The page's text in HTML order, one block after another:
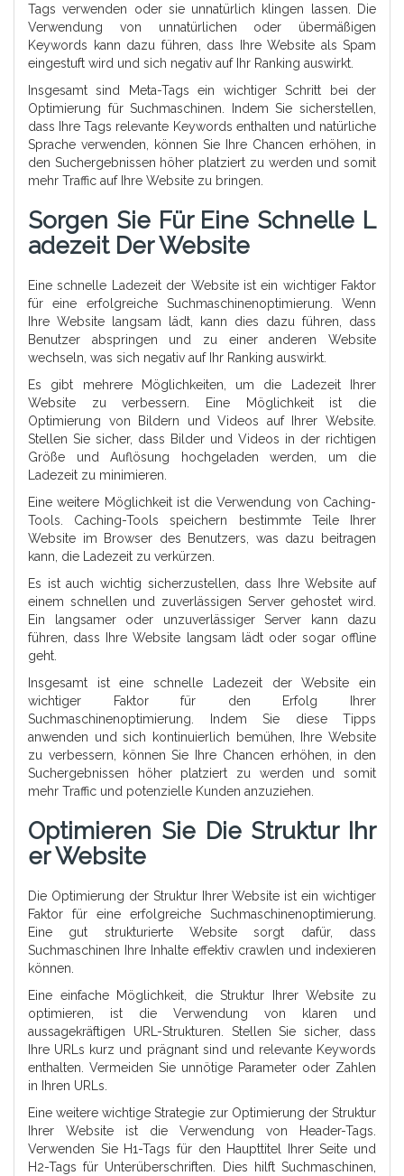
Tags verwenden oder sie unnatürlich klingen lassen. Die
Verwendung von unnatürlichen oder übermäßigen
Keywords kann dazu führen, dass Ihre Website als Spam
eingestuft wird und sich negativ auf Ihr Ranking auswirkt.
Insgesamt sind Meta-Tags ein wichtiger Schritt bei der
Optimierung für Suchmaschinen. Indem Sie sicherstellen,
dass Ihre Tags relevante Keywords enthalten und natürliche
Sprache verwenden, können Sie Ihre Chancen erhöhen, in
den Suchergebnissen höher platziert zu werden und somit
mehr Traffic auf Ihre Website zu bringen.
Sorgen Sie Für Eine Schnelle L
Adezeit Der Website
Eine schnelle Ladezeit der Website ist ein wichtiger Faktor
für eine erfolgreiche Suchmaschinenoptimierung. Wenn
Ihre Website langsam lädt, kann dies dazu führen, dass
Benutzer abspringen und zu einer anderen Website
wechseln, was sich negativ auf Ihr Ranking auswirkt.
Es gibt mehrere Möglichkeiten, um die Ladezeit Ihrer
Website zu verbessern. Eine Möglichkeit ist die
Optimierung von Bildern und Videos auf Ihrer Website.
Stellen Sie sicher, dass Bilder und Videos in der richtigen
Größe und Auflösung hochgeladen werden, um die
Ladezeit zu minimieren.
Eine weitere Möglichkeit ist die Verwendung von Caching-
Tools. Caching-Tools speichern bestimmte Teile Ihrer
Website im Browser des Benutzers, was dazu beitragen
kann, die Ladezeit zu verkürzen.
Es ist auch wichtig sicherzustellen, dass Ihre Website auf
einem schnellen und zuverlässigen Server gehostet wird.
Ein langsamer oder unzuverlässiger Server kann dazu
führen, dass Ihre Website langsam lädt oder sogar offline
geht.
Insgesamt ist eine schnelle Ladezeit der Website ein
wichtiger Faktor für den Erfolg Ihrer
Suchmaschinenoptimierung. Indem Sie diese Tipps
anwenden und sich kontinuierlich bemühen, Ihre Website
zu verbessern, können Sie Ihre Chancen erhöhen, in den
Suchergebnissen höher platziert zu werden und somit
mehr Traffic und potenzielle Kunden anzuziehen.
Optimieren Sie Die Struktur Ihr
Er Website
Die Optimierung der Struktur Ihrer Website ist ein wichtiger
Faktor für eine erfolgreiche Suchmaschinenoptimierung.
Eine gut strukturierte Website sorgt dafür, dass
Suchmaschinen Ihre Inhalte effektiv crawlen und indexieren
können.
Eine einfache Möglichkeit, die Struktur Ihrer Website zu
optimieren, ist die Verwendung von klaren und
aussagekräftigen URL-Strukturen. Stellen Sie sicher, dass
Ihre URLs kurz und prägnant sind und relevante Keywords
enthalten. Vermeiden Sie unnötige Parameter oder Zahlen
in Ihren URLs.
Eine weitere wichtige Strategie zur Optimierung der Struktur
Ihrer Website ist die Verwendung von Header-Tags.
Verwenden Sie H1-Tags für den Haupttitel Ihrer Seite und
H2-Tags für Unterüberschriften. Dies hilft Suchmaschinen,